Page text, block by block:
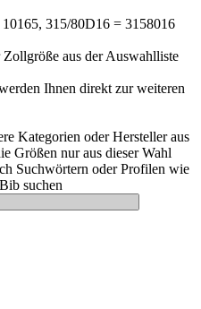
315/80D16 = 3158016
aus der Auswahlliste
Ihnen direkt zur weiteren
Kategorien oder Hersteller aus
Größen nur aus dieser Wahl
Suchwörtern oder Profilen wie
suchen